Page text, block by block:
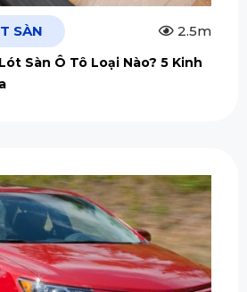
SÀN 2.5m
Sàn Ô Tô Loại Nào? 5 Kinh